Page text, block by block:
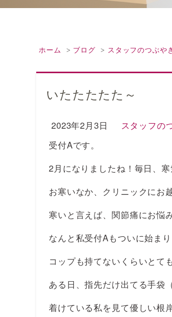
ホーム ブログ スタッフのつぶや
いたたたたた～
2023年2月3日
スタッフの
受付Aです。
2月になりましたね！毎日、
お寒いなか、クリニックにお
寒いと言えば、関節痛にお悩
なんと私受付Aもついに始ま
コップも持てないくらいとて
ある日、指先だけ出てる手袋
着けている私を見て優しい根